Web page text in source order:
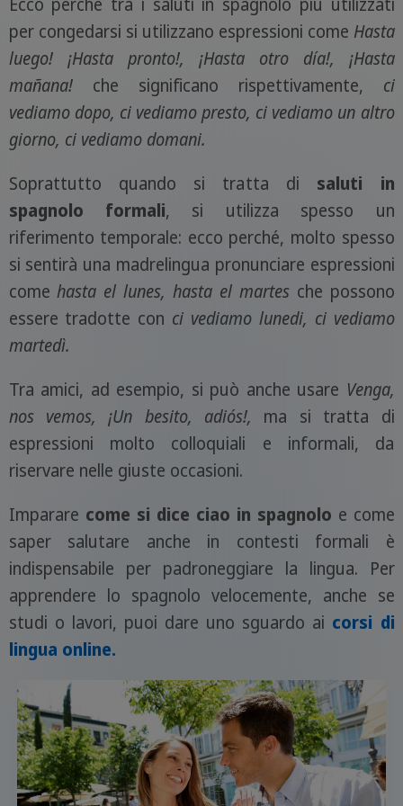
Ecco perché tra i saluti in spagnolo più utilizzati
per congedarsi si utilizzano espressioni come Hasta
luego!
¡Hasta pronto!, ¡Hasta otro día!, ¡Hasta
mañana!che significano rispettivamente, ci
vediamo dopo, ci vediamo presto, ci vediamo un altro
giorno, ci vediamo domani.
Soprattutto quando si tratta di saluti in
spagnolo formali, si utilizza spesso un
riferimento temporale: ecco perché, molto spesso
si sentirà una madrelingua pronunciare espressioni
comehasta el lunes, hasta el martesche possono
essere tradotte con ci vediamo lunedi, ci vediamo
martedì.
Tra amici, ad esempio, si può anche usare Venga,
nos vemos, ¡Un besito, adiós!, ma si tratta di
espressioni molto colloquiali e informali, da
riservare nelle giuste occasioni.
Imparare come si dice ciao in spagnolo e come
saper salutare anche in contesti formali è
indispensabile per padroneggiare la lingua. Per
apprendere lo spagnolo velocemente, anche se
studi o lavori, puoi dare uno sguardo ai corsi di
lingua online.